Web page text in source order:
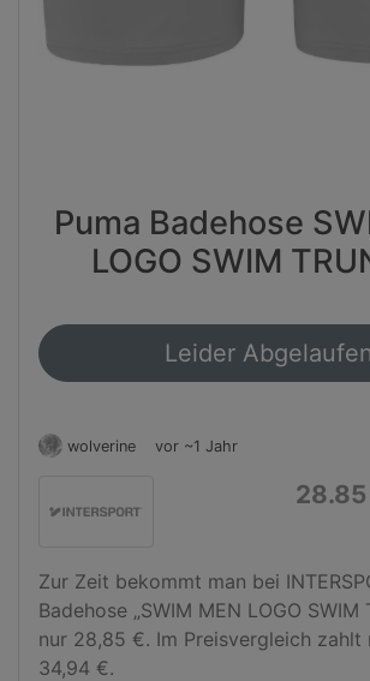
Puma Badehose
LOGO SWIM
Leider Abgelaufen
wolverine vor ~1 Jahr
Zur Zeit bekommt man bei
Badehose „SWIM MEN LOGO SWIM
nur 28,85 €. Im Preisvergleich zahlt
34,94 €.